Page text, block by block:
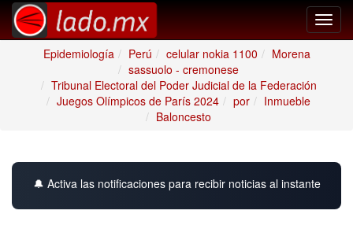
Epidemiología
Perú celular nokia 1100
Morena
sassuolo - cremonese
Tribunal Electoral del Poder Judicial de la Federación
Juegos Olímpicos de París 2024
por
Inmueble
Baloncesto
🔔 Activa las notificaciones para recibir noticias al instante